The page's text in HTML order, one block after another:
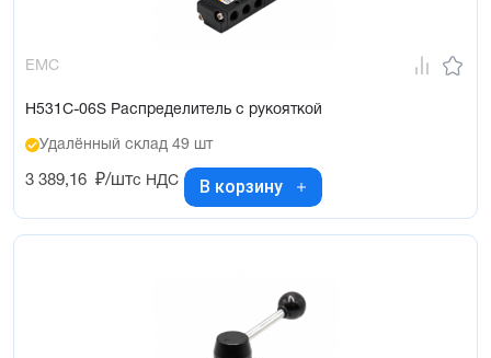
EMC
H531C-06S Распределитель с рукояткой
Удалённый склад 49 шт
3 389,16 ₽/штс НДС В корзину